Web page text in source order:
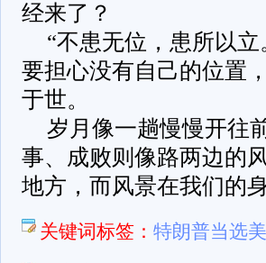
经来了？
“不患无位，患所以
要担心没有自己的位置
于世。
岁月像一趟慢慢开往
事、成败则像路两边的
地方，而风景在我们的
关键词标签： 特朗普当选